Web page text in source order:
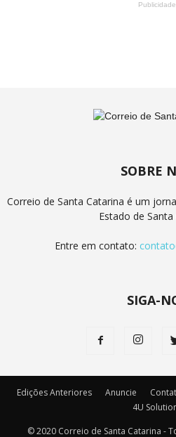
Publicidade
SOBRE
Correio de Santa Catarina é um
Estado de Santa
Entre em contato:
SIGA-
Edições Anteriores Anuncie
4U
© 2020 Correio de Santa Catarina -